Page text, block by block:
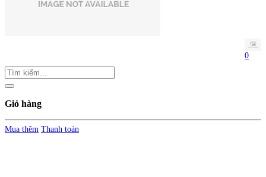
0
Giỏ hàng
Mua thêm Thanh toán